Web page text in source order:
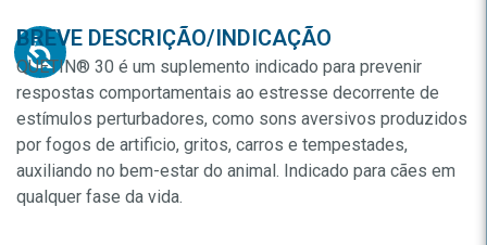
BREVE DESCRIÇÃO/INDICAÇÃO
QUETIN® 30 é um suplemento indicado para prevenir
respostas comportamentais ao estresse decorrente de
estímulos perturbadores, como sons aversivos produzidos
por fogos de artificio, gritos, carros e tempestades,
auxiliando no bem-estar do animal. Indicado para cães em
qualquer fase da vida.